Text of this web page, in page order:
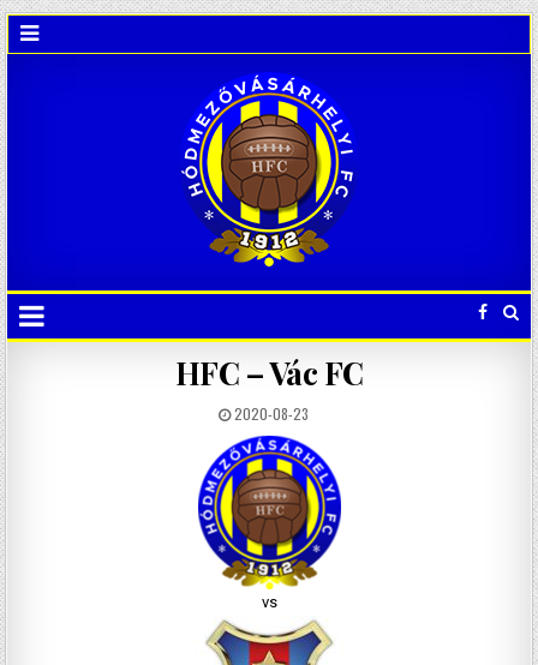
HFC – Vác FC
2020-08-23
vs